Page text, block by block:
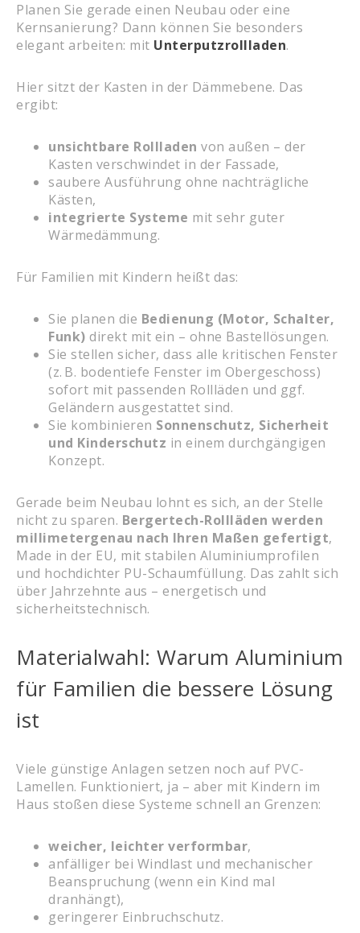
Planen Sie gerade einen Neubau oder eine
Kernsanierung? Dann können Sie besonders
elegant arbeiten: mit Unterputzrollladen.
Hier sitzt der Kasten in der Dämmebene. Das
ergibt:
unsichtbare Rollladen von außen – der
Kasten verschwindet in der Fassade,
saubere Ausführung ohne nachträgliche
Kästen,
integrierte Systeme mit sehr guter
Wärmedämmung.
Für Familien mit Kindern heißt das:
Sie planen die Bedienung (Motor, Schalter,
Funk) direkt mit ein – ohne Bastellösungen.
Sie stellen sicher, dass alle kritischen Fenster
(z. B. bodentiefe Fenster im Obergeschoss)
sofort mit passenden Rollläden und ggf.
Geländern ausgestattet sind.
Sie kombinieren Sonnenschutz, Sicherheit
und Kinderschutz in einem durchgängigen
Konzept.
Gerade beim Neubau lohnt es sich, an der Stelle
nicht zu sparen. Bergertech-Rollläden werden
millimetergenau nach Ihren Maßen gefertigt,
Made in der EU, mit stabilen Aluminiumprofilen
und hochdichter PU-Schaumfüllung. Das zahlt sich
über Jahrzehnte aus – energetisch und
sicherheitstechnisch.
Materialwahl: Warum Aluminium
für Familien die bessere Lösung
ist
Viele günstige Anlagen setzen noch auf PVC-
Lamellen. Funktioniert, ja – aber mit Kindern im
Haus stoßen diese Systeme schnell an Grenzen:
weicher, leichter verformbar,
anfälliger bei Windlast und mechanischer
Beanspruchung (wenn ein Kind mal
dranhängt),
geringerer Einbruchschutz.